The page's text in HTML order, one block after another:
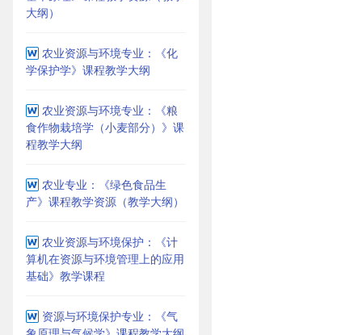
大纲）
农业资源与环境专业：《化
学保护学》课程教学大纲
农业资源与环境专业：《粮
食作物栽培学（小麦部分）》课
程教学大纲
农业专业：《绿色食品生
产》课程教学资源（教学大纲）
农业资源与环境保护：《计
算机在资源与环境管理上的应用
基础》教学课程
资源与环境保护专业：《气